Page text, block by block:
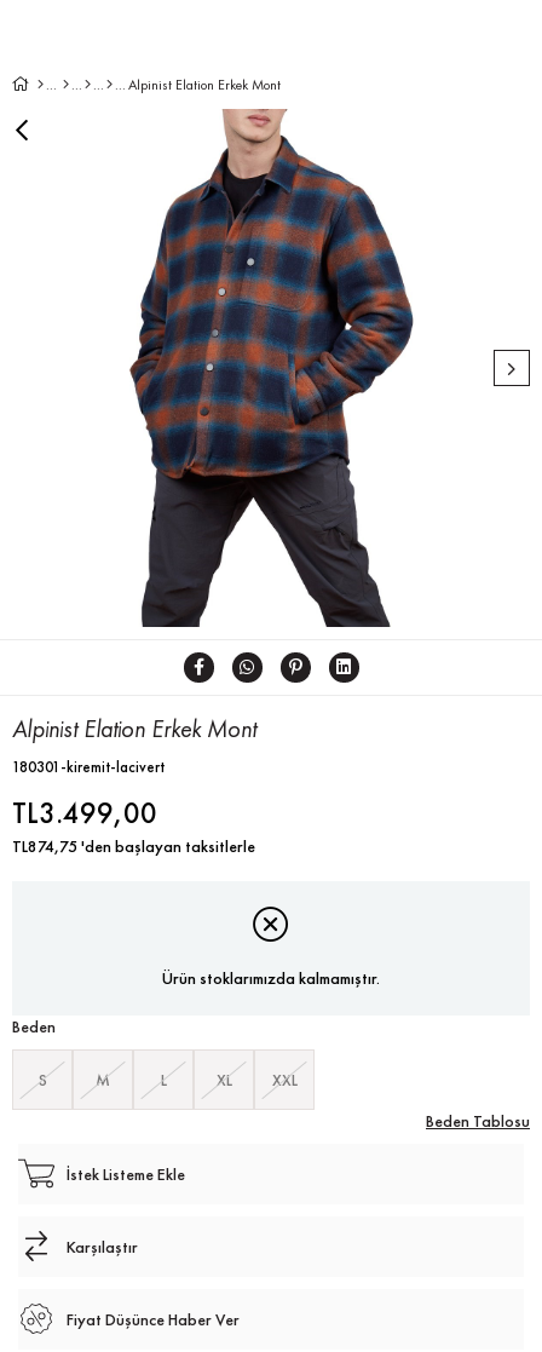
Alpinist Elation Erkek Mont
Alpinist Elation Erkek Mont
180301-kiremit-lacivert
TL3.499,00
TL874,75'den başlayan taksitlerle
Ürün stoklarımızda kalmamıştır.
Beden
S M L XL
XXL
Beden Tablosu
İstek Listeme Ekle
Karşılaştır
Fiyat Düşünce Haber Ver